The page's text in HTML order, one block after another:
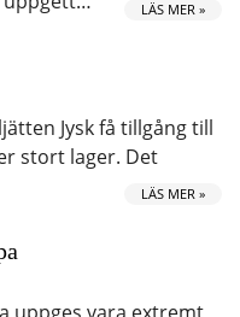
LÄS MER »
Jysk få tillgång till
stort lager. Det
LÄS MER »